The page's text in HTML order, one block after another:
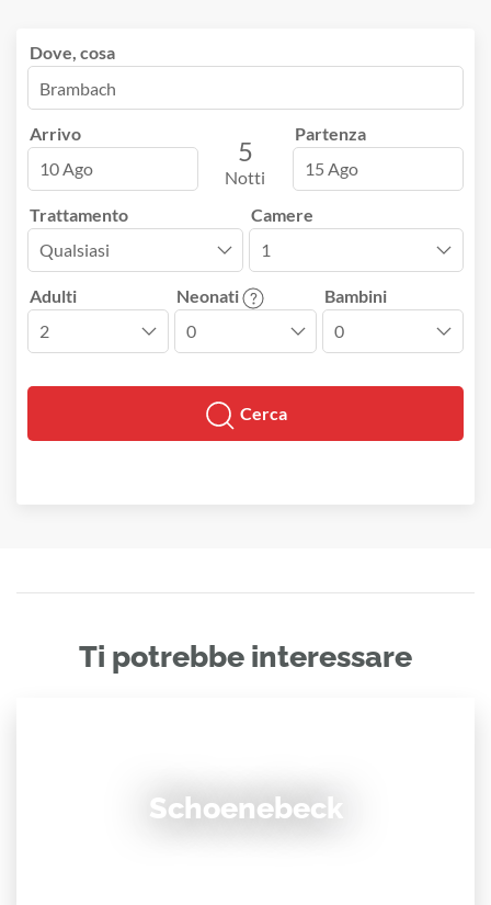
Dove, cosa
Arrivo
10 Ago
5
Notti
Partenza
15 Ago
Trattamento Camere
Adulti Neonati Bambini
Cerca
Ti potrebbe interessare
Schoenebeck